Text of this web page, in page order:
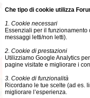
Che tipo di cookie utilizza
1. Cookie necessari
Essenziali per il
messaggi letti/non letti).
2. Cookie di prestazioni
Utilizziamo Google Analytics
pagine visitate e migliorare i
3. Cookie di funzionalità
Ricordano le tue scelte (ad es.
migliorare l’esperienza.